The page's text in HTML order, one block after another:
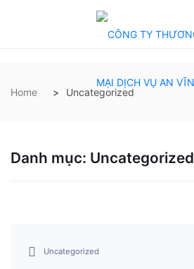
Home Uncategorized
Danh mục: Uncategorized
Uncategorized